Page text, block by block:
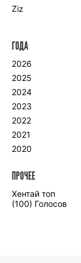
ПО ГОДУ
2023
2022
2021
2020
2019
2018
2017
2016
ПРОЧЕЕ
Аниме фильмы
Ziz
ГОДА
2026
2025
2024
2023
2022
2021
2020
ПРОЧЕЕ
Хентай топ
(100) Голосов